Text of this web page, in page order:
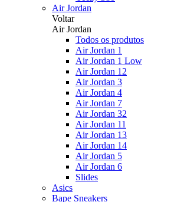
Air Jordan
Voltar
Air Jordan
Todos os produtos
Air Jordan 1
Air Jordan 1 Low
Air Jordan 12
Air Jordan 3
Air Jordan 4
Air Jordan 7
Air Jordan 32
Air Jordan 11
Air Jordan 13
Air Jordan 14
Air Jordan 5
Air Jordan 6
Slides
Asics
Bape Sneakers